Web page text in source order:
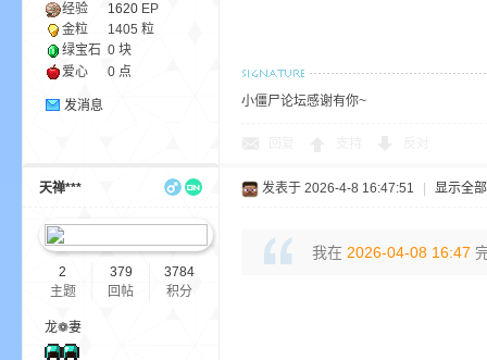
经验 1620 EP
金粒
1405 粒
绿宝石 0 块
爱心
0 点
发消息 小僵尸论坛感谢有你~
天禅***
2
主题
379
回帖
3784
积分
龙❁妻
发表于 2026-4-8 16:47:51 显示全
我在 2026-04-08 16:47